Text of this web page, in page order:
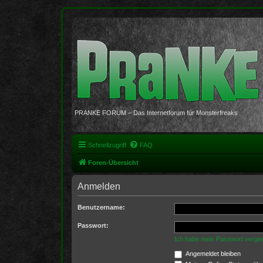
PRANKE FORUM – Das Internetforum für Monsterfreaks
Schnellzugriff FAQ
Foren-Übersicht
Anmelden
Benutzername:
Passwort:
Ich habe mein Passwort
Angemeldet bleiben